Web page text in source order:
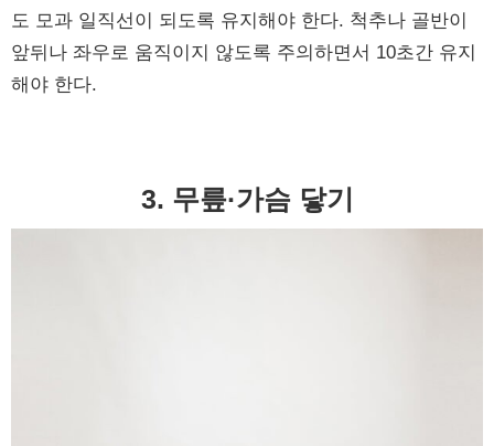
도 모과 일직선이 되도록 유지해야 한다. 척추나 골반이
앞뒤나 좌우로 움직이지 않도록 주의하면서 10초간 유지
해야 한다.
3. 무릎·가슴 닿기